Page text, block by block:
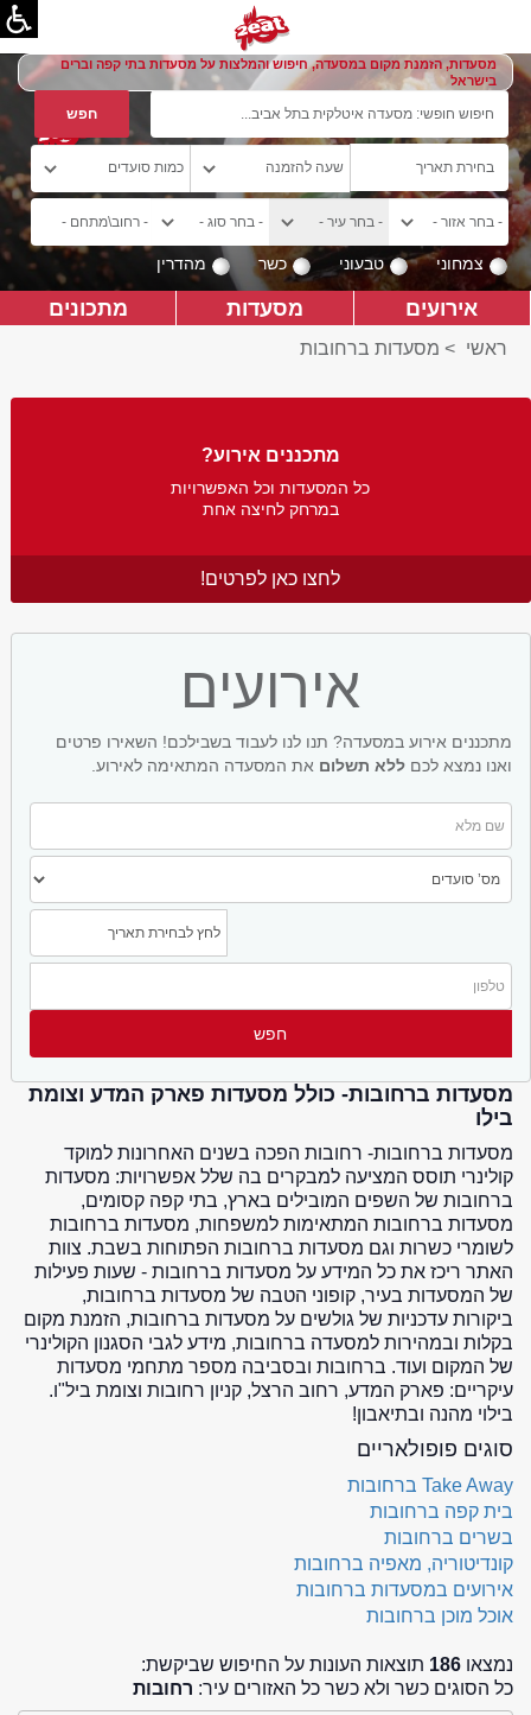
מסעדות, הזמנת מקום במסעדה, חיפוש והמלצות על מסעדות בתי קפה וברים
בישראל
צמחוני טבעוני כשר מהדרין
אירועים מסעדות מתכונים
ראשי > מסעדות ברחובות
מתכננים אירוע?
כל המסעדות וכל האפשרויות
במרחק לחיצה אחת
לחצו כאן לפרטים!
אירועים
מתכננים אירוע במסעדה? תנו לנו לעבוד בשבילכם! השאירו פרטים
ואנו נמצא לכם ללא תשלום את המסעדה המתאימה לאירוע.
מסעדות ברחובות- כולל מסעדות פארק המדע וצומת
בילו
מסעדות ברחובות- רחובות הפכה בשנים האחרונות למוקד
קולינרי תוסס המציעה למבקרים בה שלל אפשרויות: מסעדות
ברחובות של השפים המובילים בארץ, בתי קפה קסומים,
מסעדות ברחובות המתאימות למשפחות, מסעדות ברחובות
לשומרי כשרות וגם מסעדות ברחובות הפתוחות בשבת. צוות
האתר ריכז את כל המידע על מסעדות ברחובות - שעות פעילות
של המסעדות בעיר, קופוני הטבה של מסעדות ברחובות,
ביקורות עדכניות של גולשים על מסעדות ברחובות, הזמנת מקום
בקלות ובמהירות למסעדה ברחובות, מידע לגבי הסגנון הקולינרי
של המקום ועוד. ברחובות ובסביבה מספר מתחמי מסעדות
עיקריים: פארק המדע, רחוב הרצל, קניון רחובות וצומת ביל"ו.
בילוי מהנה ובתיאבון!
סוגים פופולאריים
Take Away ברחובות
בית קפה ברחובות
בשרים ברחובות
קונדיטוריה, מאפיה ברחובות
אירועים במסעדות ברחובות
אוכל מוכן ברחובות
נמצאו 186 תוצאות העונות על החיפוש שביקשת:
כל הסוגים כשר ולא כשר כל האזורים עיר: רחובות